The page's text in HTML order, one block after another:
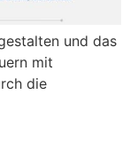
und das
mit
die